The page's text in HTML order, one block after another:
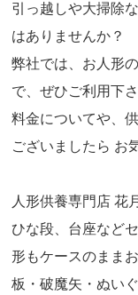
引っ越しや大掃除
はありませんか？
弊社では、お人形
で、ぜひご利用下さ
料金についてや、
ございましたら お
人形供養専門店 花
ひな段、台座など
形もケースのまま
板・破魔矢・ぬい